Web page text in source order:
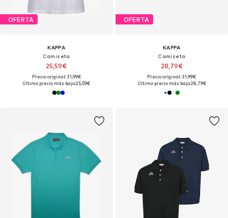
OFERTA
KAPPA
Camiseta
25,59€
Precio original: 31,99€
Último precio más bajo:25,59€
OFERTA
KAPPA
Camiseta
28,79€
Precio original: 31,99€
Último precio más bajo:28,79€